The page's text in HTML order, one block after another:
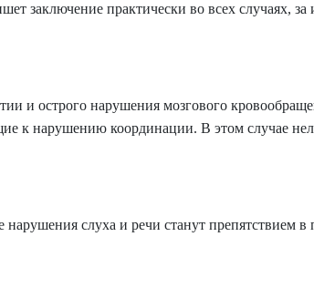
заключение практически во всех случаях,
и острого нарушения мозгового
к нарушению координации. В этом случае
слуха и речи станут препятствием в